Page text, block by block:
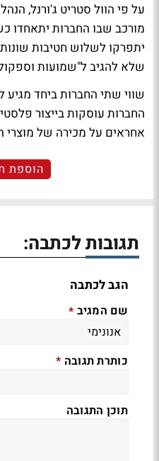
על פי הוול סטריט ג'ורנל,
מורכב שבו החברות יתאחדו
יתפרקו לשלוש חטיבות
שלא להגיב ל"שמועות
החברות עוסקות בייצור
אחראים על מכירה של מוצרי
הוספת
תגובות לכתבה:
הגב לכתבה
שם המגיב *
כותרת תגובה *
תוכן התגובה